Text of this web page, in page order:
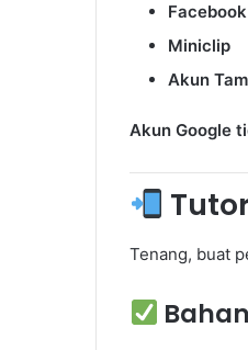
Facebook
Miniclip
Akun
Akun Google
Tenang, buat